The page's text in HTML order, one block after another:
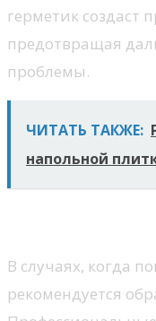
герметик создаст
предотвращая
проблемы.
ЧИТАТЬ ТАКЖЕ:
напольной
В случаях, когда
рекомендуется